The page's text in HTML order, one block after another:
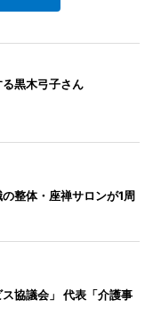
黒木弓子さん
整体・座禅サロンが1周
協議会」 代表「介護事